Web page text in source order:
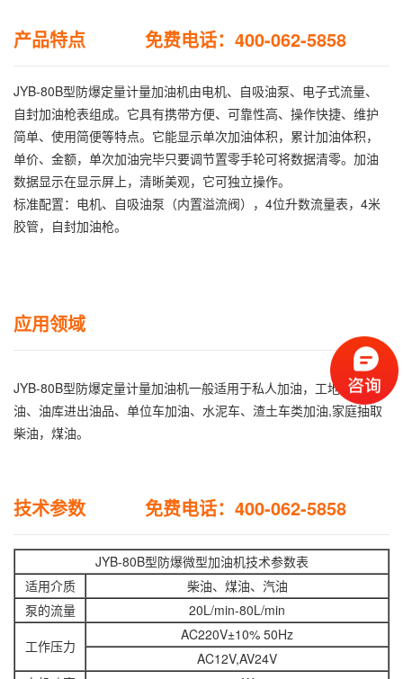
产品特点 免费电话：400-062-5858
JYB-80B型防爆定量计量加油机由电机、自吸油泵、电子式流量、
自封加油枪表组成。它具有携带方便、可靠性高、操作快捷、维护
简单、使用简便等特点。它能显示单次加油体积，累计加油体积，
单价、金额，单次加油完毕只要调节置零手轮可将数据清零。加油
数据显示在显示屏上，清晰美观，它可独立操作。
标准配置：电机、自吸油泵（内置溢流阀），4位升数流量表，4米
胶管，自封加油枪。
应用领域
JYB-80B型防爆定量计量加油机一般适用于私人加油，工地车加
油、油库进出油品、单位车加油、水泥车、渣土车类加油,家庭抽取
柴油，煤油。
技术参数 免费电话：400-062-5858
JYB-80B型防爆微型加油机技术参数表
适用介质
柴油、煤油、汽油
泵的流量
20L/min-80L/min
工作压力
AC220V±10% 50Hz
AC12V,AV24V